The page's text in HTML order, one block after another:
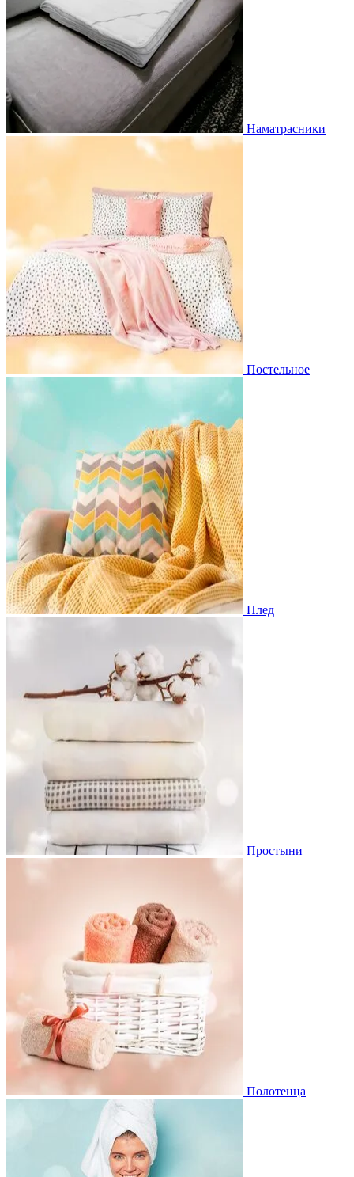
Наматрасники
Постельное
Плед
Простыни
Полотенца